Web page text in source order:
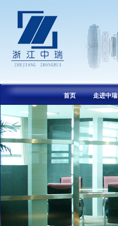
首页 走进中瑞